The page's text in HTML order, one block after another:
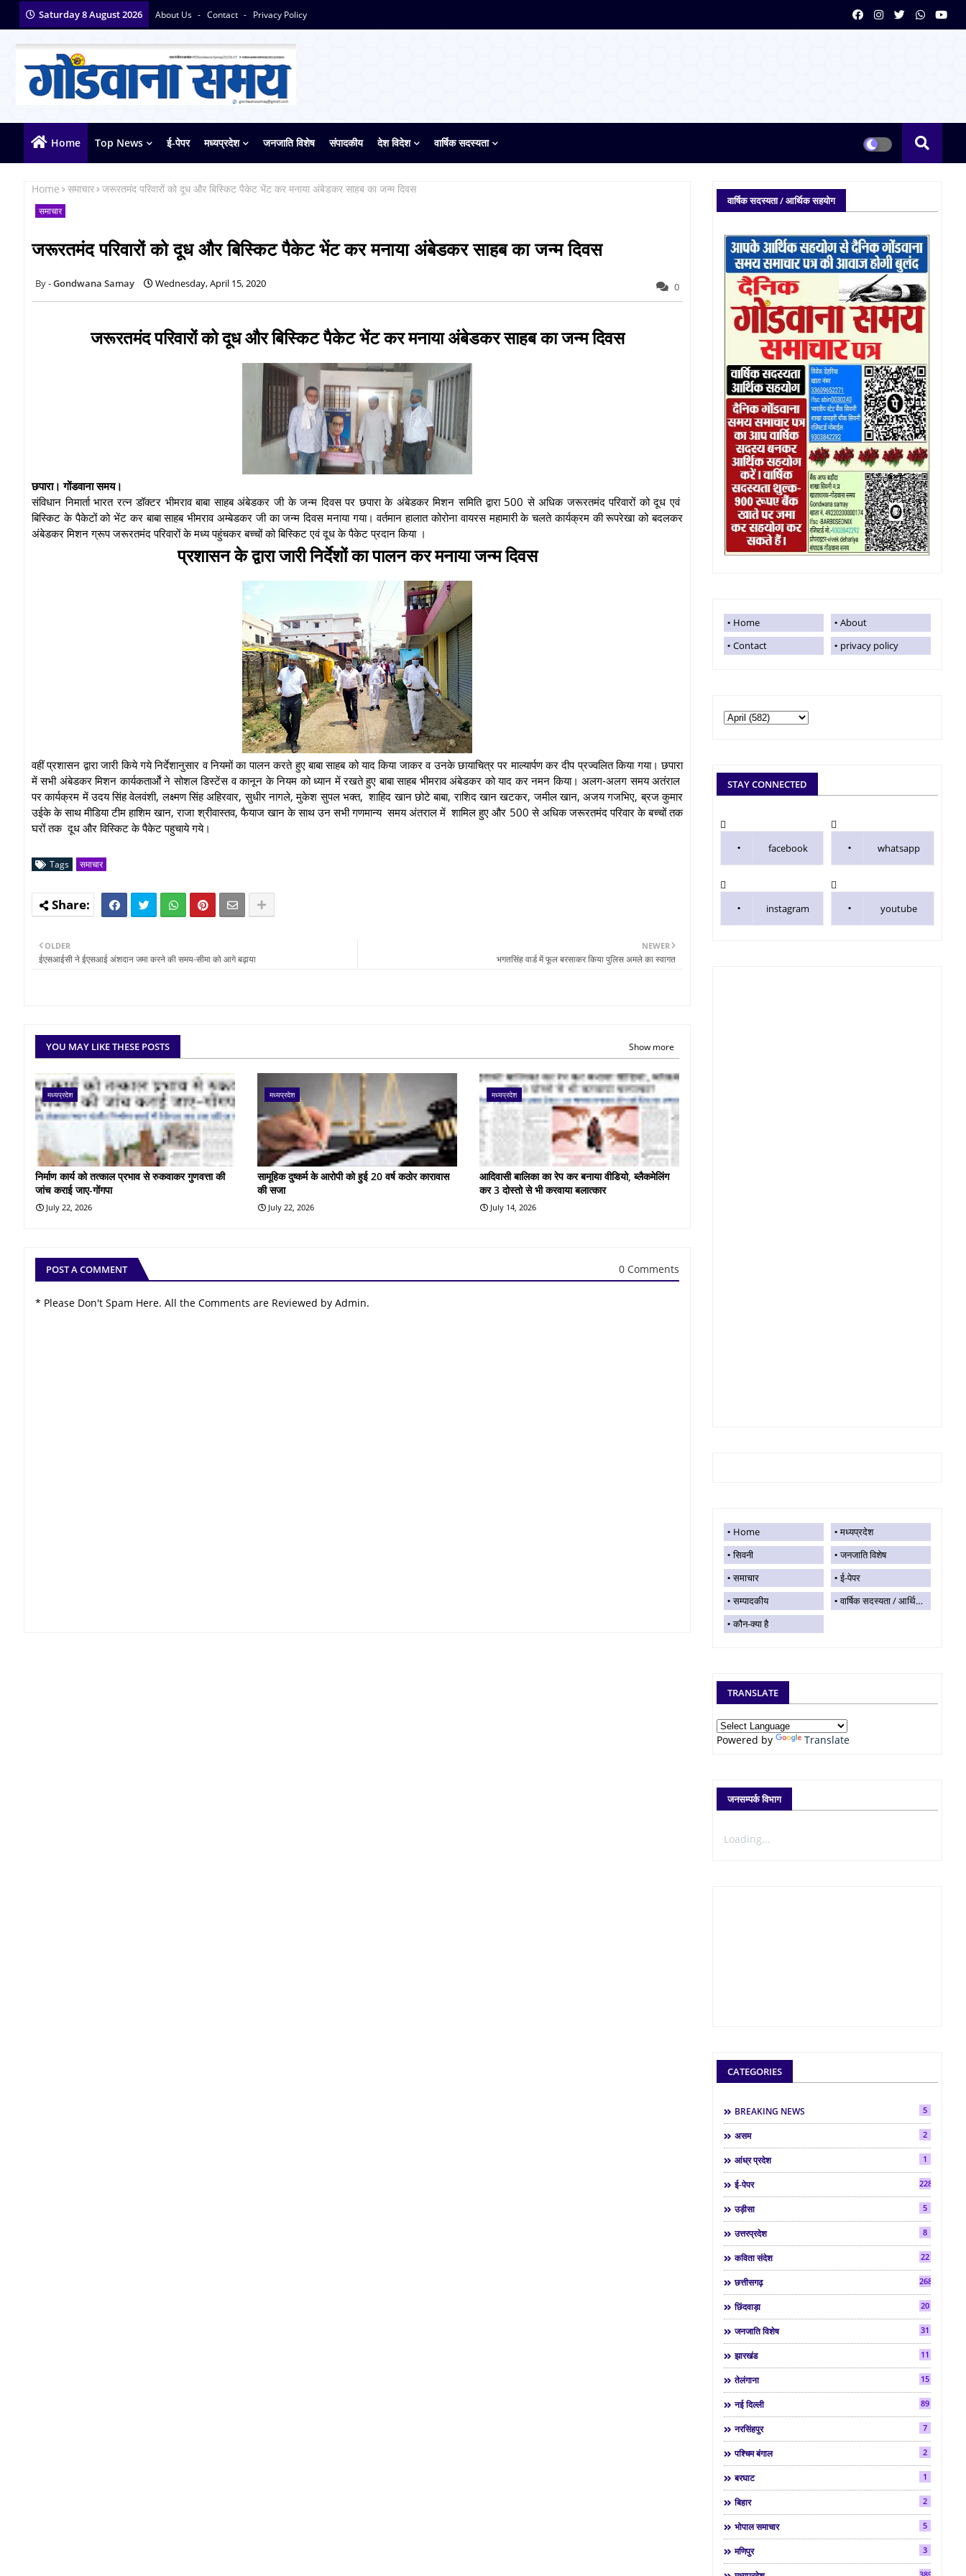
Saturday 8 August 2026 About Us Contact Privacy Policy
Home Top News ई-पेपर मध्यप्रदेश जनजाति विशेष संपादकीय देश विदेश वार्षिक सदस्यता
Home समाचार जरूरतमंद परिवारों को दूध और बिस्किट पैकेट भेंट कर मनाया अंबेडकर साहब का जन्म दिवस
समाचार
जरूरतमंद परिवारों को दूध और बिस्किट पैकेट भेंट कर मनाया अंबेडकर साहब का जन्म दिवस
Gondwana Samay Wednesday, April 15, 2020 0
जरूरतमंद परिवारों को दूध और बिस्किट पैकेट भेंट कर मनाया अंबेडकर साहब का जन्म दिवस
छपारा। गोंडवाना समय।
संविधान निमार्ता भारत रत्न डॉक्टर भीमराव बाबा साहब अंबेडकर जी के जन्म दिवस पर छपारा के अंबेडकर मिशन समिति द्वारा 500 से अधिक जरूरतमंद परिवारों को दूध एवं
बिस्किट के पैकेटों को भेंट कर बाबा साहब भीमराव अम्बेडकर जी का जन्म दिवस मनाया गया। वर्तमान हालात कोरोना वायरस महामारी के चलते कार्यक्रम की रूपरेखा को बदलकर
अंबेडकर मिशन ग्रूप जरूरतमंद परिवारों के मध्य पहुंचकर बच्चों को बिस्किट एवं दूध के पैकेट प्रदान किया ।
प्रशासन के द्वारा जारी निर्देशों का पालन कर मनाया जन्म दिवस
वहीं प्रशासन द्वारा जारी किये गये निर्देशानुसार व नियमों का पालन करते हुए बाबा साहब को याद किया जाकर व उनके छायाचित्र पर माल्यार्पण कर दीप प्रज्वलित किया गया। छपारा
में सभी अंबेडकर मिशन कार्यकतार्ओं ने सोशल डिस्टेंस व कानून के नियम को ध्यान में रखते हुए बाबा साहब भीमराव अंबेडकर को याद कर नमन किया। अलग-अलग समय अतंराल
पर कार्यक्रम में उदय सिंह वेलवंशी, लक्ष्मण सिंह अहिरवार, सुधीर नागले, मुकेश सुपल भक्त, शाहिद खान छोटे बाबा, राशिद खान खटकर, जमील खान, अजय गजभिए, ब्रज कुमार
उईके के साथ मीडिया टीम हाशिम खान, राजा श्रीवास्तव, फैयाज खान के साथ उन सभी गणमान्य समय अंतराल में शामिल हुए और 500 से अधिक जरूरतमंद परिवार के बच्चों तक
घरों तक दूध और विस्किट के पैकेट पहुचाये गये।
Tags समाचार
NEWER
भगतसिंह वार्ड में फूल बरसाकर किया पुलिस अमले का स्वागत
OLDER
ईएसआईसी ने ईएसआई अंशदान जमा करने की समय-सीमा को आगे बढ़ाया
YOU MAY LIKE THESE POSTS Show more
मध्यप्रदेश
निर्माण कार्य को तत्काल प्रभाव से रुकवाकर गुणवत्ता की
जांच कराई जाए-गोंगपा
July 22, 2026
मध्यप्रदेश
सामूहिक दुष्कर्म के आरोपी को हुई 20 वर्ष कठोर कारावास
की सजा
July 22, 2026
मध्यप्रदेश
आदिवासी बालिका का रेप कर बनाया वीडियो, ब्लैकमेलिंग
कर 3 दोस्तो से भी करवाया बलात्कार
July 14, 2026
POST A COMMENT 0 Comments
* Please Don't Spam Here. All the Comments are Reviewed by Admin.
वार्षिक सदस्यता / आर्थिक सहयोग
Home
About
Contact
privacy policy
STAY CONNECTED
facebook whatsapp
instagram youtube
Home
मध्यप्रदेश
सिवनी
जनजाति विशेष
समाचार
ई-पेपर
सम्पादकीय
वार्षिक सदस्यता / आर्थिक सहयोग
कौन-क्या है
TRANSLATE
Powered by Translate
जनसम्पर्क विभाग
Loading...
CATEGORIES
BREAKING NEWS 5
असम 2
आंध्र प्रदेश 1
ई-पेपर 2286
उड़ीसा 5
उत्तरप्रदेश 8
कविता संदेश 22
छत्तीसगढ़ 268
छिंदवाड़ा 20
जनजाति विशेष 31
झारखंड 11
तेलंगाना 15
नई दिल्ली 89
नरसिंहपुर 7
पश्चिम बंगाल 2
बरघाट 1
बिहार 2
भोपाल समाचार 5
मणिपुर 3